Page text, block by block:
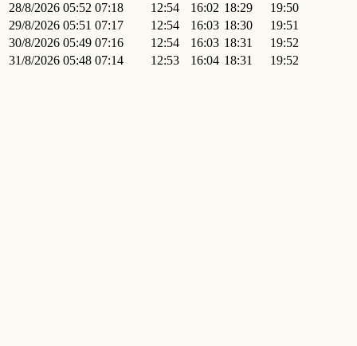
28/8/2026 05:52 07:18 12:54 16:02 18:29
19:50
29/8/2026 05:51 07:17 12:54 16:03 18:30
19:51
30/8/2026 05:49 07:16 12:54 16:03 18:31
19:52
31/8/2026 05:48 07:14 12:53 16:04 18:31 19:52